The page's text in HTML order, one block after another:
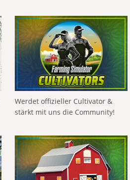
Werdet offizieller Cultivator &
stärkt mit uns die Community!